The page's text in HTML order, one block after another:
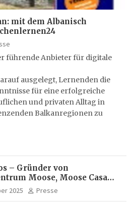
mit dem Albanisch
führende Anbieter für digitale
ausgelegt, Lernenden die
für eine erfolgreiche
und privaten Alltag in
Balkanregionen zu
– Gründer von
Moose, Moose Casa
Apartamento Brasil |
Experte für Bildung
2025 Presse